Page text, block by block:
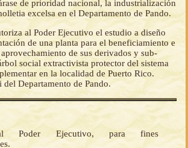
de prioridad nacional, la industrialización
excelsa en el Departamento de Pando.
al Poder Ejecutivo el estudio a diseño
de una planta para el beneficiamiento e
de sus derivados y sub-
social extractivista protector del sistema
en la localidad de Puerto Rico.
Departamento de Pando.
Poder Ejecutivo, para fines